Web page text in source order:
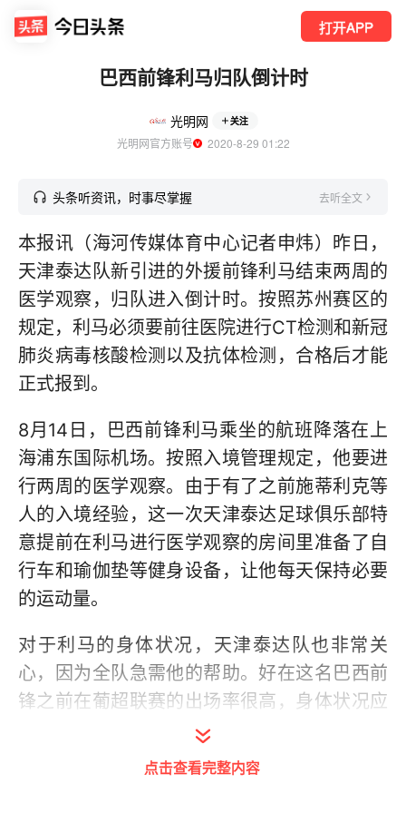
打开APP
巴西前锋利马归队倒计时
光明网 关注
光明网官方账号
  2020-8-29 01:22
头条听资讯，时事尽掌握 去听全文
本报讯（海河传媒体育中心记者申炜）昨日，
天津泰达队新引进的外援前锋利马结束两周的
医学观察，归队进入倒计时。按照苏州赛区的
规定，利马必须要前往医院进行CT检测和新冠
肺炎病毒核酸检测以及抗体检测，合格后才能
正式报到。
8月14日，巴西前锋利马乘坐的航班降落在上
海浦东国际机场。按照入境管理规定，他要进
行两周的医学观察。由于有了之前施蒂利克等
人的入境经验，这一次天津泰达足球俱乐部特
意提前在利马进行医学观察的房间里准备了自
行车和瑜伽垫等健身设备，让他每天保持必要
的运动量。
对于利马的身体状况，天津泰达队也非常关
心，因为全队急需他的帮助。好在这名巴西前
锋之前在葡超联赛的出场率很高，身体状况应
昨日，利马结束了两周的医学观察。不过根据
点击查看完整内容